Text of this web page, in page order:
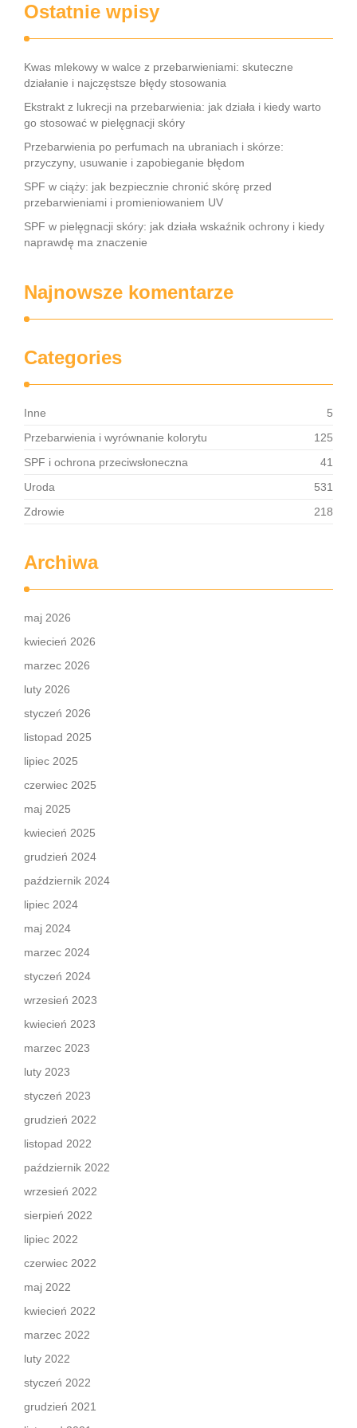
Ostatnie wpisy
Kwas mlekowy w walce z przebarwieniami: skuteczne
działanie i najczęstsze błędy stosowania
Ekstrakt z lukrecji na przebarwienia: jak działa i kiedy warto
go stosować w pielęgnacji skóry
Przebarwienia po perfumach na ubraniach i skórze:
przyczyny, usuwanie i zapobieganie błędom
SPF w ciąży: jak bezpiecznie chronić skórę przed
przebarwieniami i promieniowaniem UV
SPF w pielęgnacji skóry: jak działa wskaźnik ochrony i kiedy
naprawdę ma znaczenie
Najnowsze komentarze
Categories
Inne
5
Przebarwienia i wyrównanie kolorytu
125
SPF i ochrona przeciwsłoneczna
41
Uroda
531
Zdrowie
218
Archiwa
maj 2026
kwiecień 2026
marzec 2026
luty 2026
styczeń 2026
listopad 2025
lipiec 2025
czerwiec 2025
maj 2025
kwiecień 2025
grudzień 2024
październik 2024
lipiec 2024
maj 2024
marzec 2024
styczeń 2024
wrzesień 2023
kwiecień 2023
marzec 2023
luty 2023
styczeń 2023
grudzień 2022
listopad 2022
październik 2022
wrzesień 2022
sierpień 2022
lipiec 2022
czerwiec 2022
maj 2022
kwiecień 2022
marzec 2022
luty 2022
styczeń 2022
grudzień 2021